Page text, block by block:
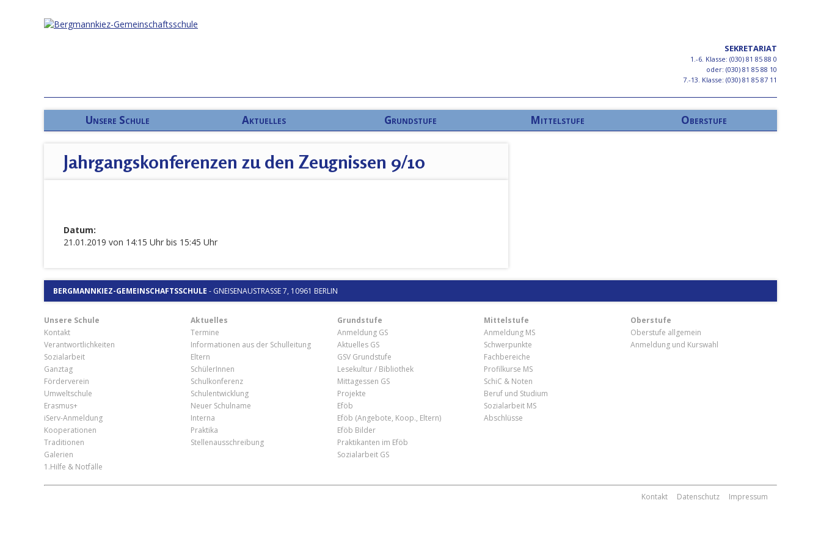
SEKRETARIAT
1.-6. Klasse: (030) 81 85 88 0
oder: (030) 81 85 88 10
7.-13. Klasse: (030) 81 85 87 11
Unsere Schule Aktuelles Grundstufe Mittelstufe Oberstufe
Jahrgangskonferenzen zu den Zeugnissen 9/10
Datum:
21.01.2019 von 14:15 Uhr bis 15:45 Uhr
BERGMANNKIEZ-GEMEINSCHAFTSSCHULE - GNEISENAUSTRASSE 7, 10961 BERLIN
Unsere Schule
Kontakt
Verantwortlichkeiten
Sozialarbeit
Ganztag
Förderverein
Umweltschule
Erasmus+
iServ-Anmeldung
Kooperationen
Traditionen
Galerien
1.Hilfe & Notfälle
Aktuelles
Termine
Informationen aus der Schulleitung
Eltern
SchülerInnen
Schulkonferenz
Schulentwicklung
Neuer Schulname
Interna
Praktika
Stellenausschreibung
Grundstufe
Anmeldung GS
Aktuelles GS
GSV Grundstufe
Lesekultur / Bibliothek
Mittagessen GS
Projekte
Eföb
Eföb (Angebote, Koop., Eltern)
Eföb Bilder
Praktikanten im Eföb
Sozialarbeit GS
Mittelstufe
Anmeldung MS
Schwerpunkte
Fachbereiche
Profilkurse MS
SchiC & Noten
Beruf und Studium
Sozialarbeit MS
Abschlüsse
Oberstufe
Oberstufe allgemein
Anmeldung und Kurswahl
Kontakt Datenschutz Impressum